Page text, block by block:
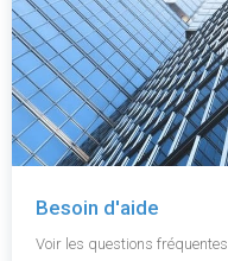
Besoin d'aide
Voir les questions fréquentes.